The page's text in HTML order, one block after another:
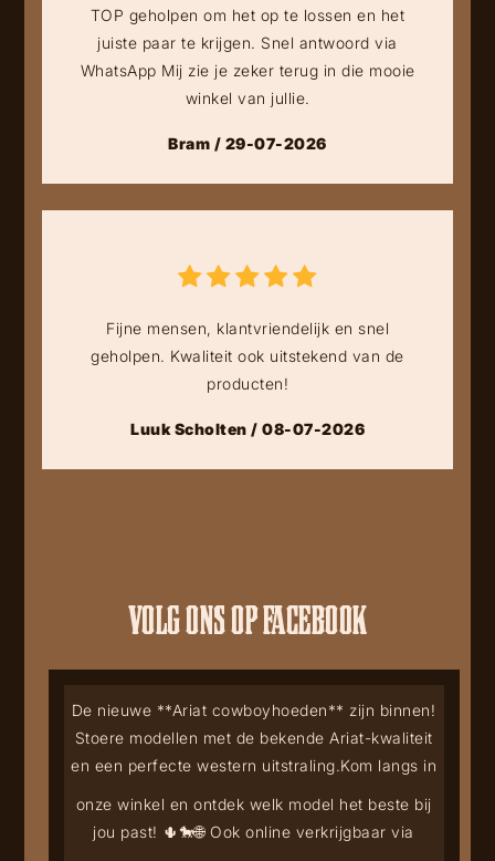
TOP geholpen om het op te lossen en het
juiste paar te krijgen. Snel antwoord via
WhatsApp Mij zie je zeker terug in die mooie
winkel van jullie.
Bram / 29-07-2026
Fijne mensen, klantvriendelijk en snel
geholpen. Kwaliteit ook uitstekend van de
producten!
Luuk Scholten / 08-07-2026
VOLG ONS OP FACEBOOK
De nieuwe **Ariat cowboyhoeden** zijn binnen!
Stoere modellen met de bekende Ariat-kwaliteit
en een perfecte western uitstraling.Kom langs in
onze winkel en ontdek welk model het beste bij
jou past! 🌵🐎🌐 Ook online verkrijgbaar via